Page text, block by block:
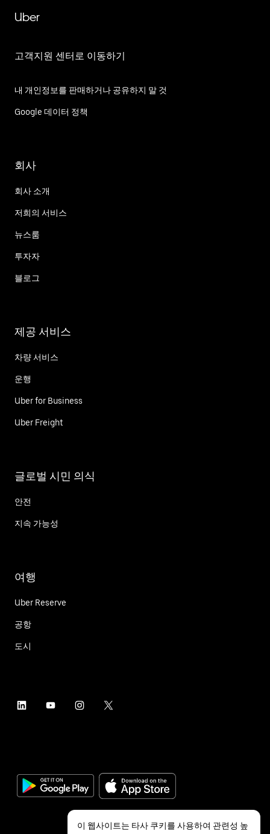
Uber
고객지원 센터로 이동하기
내 개인정보를 판매하거나 공유하지 말 것
Google 데이터 정책
회사
회사 소개
저희의 서비스
뉴스룸
투자자
블로그
제공 서비스
차량 서비스
운행
Uber for Business
Uber Freight
글로벌 시민 의식
안전
지속 가능성
여행
Uber Reserve
공항
도시
이 웹사이트는 타사 쿠키를 사용하여 관련성 높